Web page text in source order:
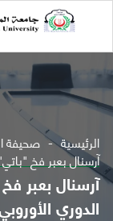
الرئيسية صحيفة
آرسنال بعبر فخ
آرسنال بعبر
الدوري